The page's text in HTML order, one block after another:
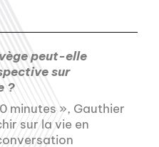
peut-elle
sur
?
minutes », Gauthier
sur la vie en